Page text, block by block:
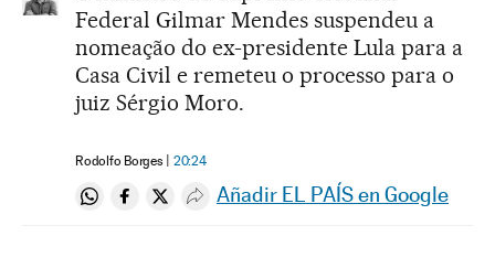
Federal Gilmar Mendes suspendeu a
nomeação do ex-presidente Lula para a
Casa Civil e remeteu o processo para o
juiz Sérgio Moro.
Rodolfo Borges 20:24
Compartir en Whatsapp
Compartir en Facebook
Compartir en Twitter
Desplegar Redes Sociales
Añadir EL PAÍS en Google